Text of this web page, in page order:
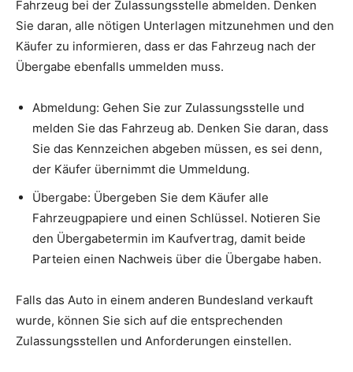
Fahrzeug bei der Zulassungsstelle abmelden. Denken
Sie daran, alle nötigen Unterlagen mitzunehmen und den
Käufer zu informieren, dass er das Fahrzeug nach der
Übergabe ebenfalls ummelden muss.
Abmeldung: Gehen Sie zur Zulassungsstelle und
melden Sie das Fahrzeug ab. Denken Sie daran, dass
Sie das Kennzeichen abgeben müssen, es sei denn,
der Käufer übernimmt die Ummeldung.
Übergabe: Übergeben Sie dem Käufer alle
Fahrzeugpapiere und einen Schlüssel. Notieren Sie
den Übergabetermin im Kaufvertrag, damit beide
Parteien einen Nachweis über die Übergabe haben.
Falls das Auto in einem anderen Bundesland verkauft
wurde, können Sie sich auf die entsprechenden
Zulassungsstellen und Anforderungen einstellen.